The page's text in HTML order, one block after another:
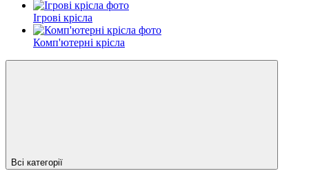
Ігрові крісла
Комп'ютерні крісла
Всі категорії